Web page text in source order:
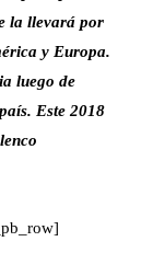
la llevará por
y Europa.
luego de
Este 2018